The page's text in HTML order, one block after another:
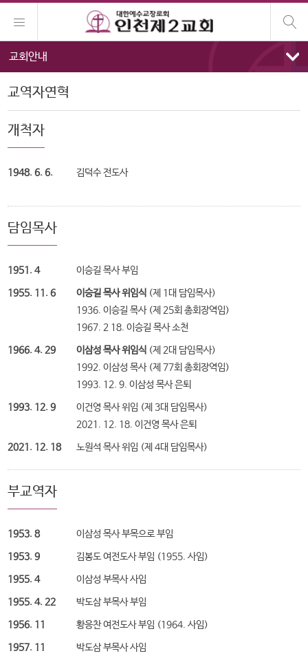
교회안내
교역자연혁
개척자
1948. 6. 6. 김덕수 전도사
담임목사
1951. 4 이승길 목사 부임
1955. 11. 6 이승길 목사 위임식 (제 1대 담임목사)
1936. 이승길 목사 (제 25회 총회장역임)
1967. 2 18. 이승길 목사 소천
1966. 4. 29 이삼성 목사 위임식 (제 2대 담임목사)
1992. 이삼성 목사 (제 77회 총회장역임)
1993. 12. 9. 이삼성 목사 은퇴
1993. 12. 9
이건영 목사 위임 (제 3대 담임목사)
2021. 12. 18. 이건영 목사 은퇴
2021. 12. 18 노원석 목사 위임 (제 4대 담임목사)
부교역자
1953. 8 이삼성 목사 부목으로 부임
1953. 9 김봉도 여전도사 부임 (1955. 사임)
1955. 4 이삼성 부목사 사임
1955. 4. 22 박도삼 부목사 부임
1956. 11 황응찬 여전도사 부임 (1964. 사임)
1957. 11 박도삼 부목사 사임